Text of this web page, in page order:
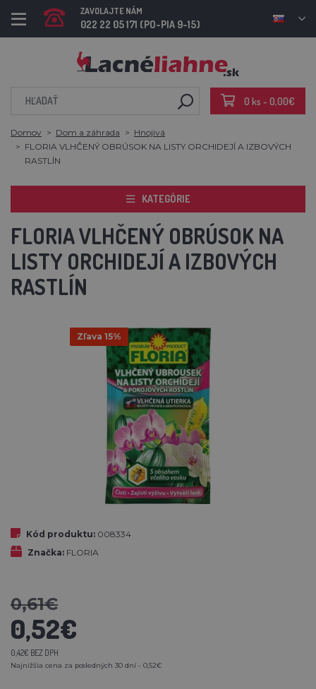
ZAVOLAJTE NÁM
022 22 05 171 (PO-PIA 9-15)
0 ks - 0,00€
Domov Dom a záhrada
Hnojivá
FLORIA VLHČENÝ OBRÚSOK NA LISTY ORCHIDEJÍ A IZBOVÝCH
RASTLÍN
KATEGÓRIE
FLORIA VLHČENÝ OBRÚSOK NA
LISTY ORCHIDEJÍ A IZBOVÝCH
RASTLÍN
Zľava 15%
Kód produktu: 008334
Značka: FLORIA
0,61€
0,52€
0,42€ BEZ DPH
Najnižšia cena za posledných 30 dní - 0,52€